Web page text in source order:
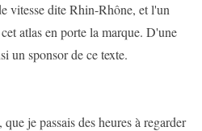
vitesse dite Rhin-Rhône, et l'un
atlas en porte la marque. D'une
un sponsor de ce texte.
je passais des heures à regarder